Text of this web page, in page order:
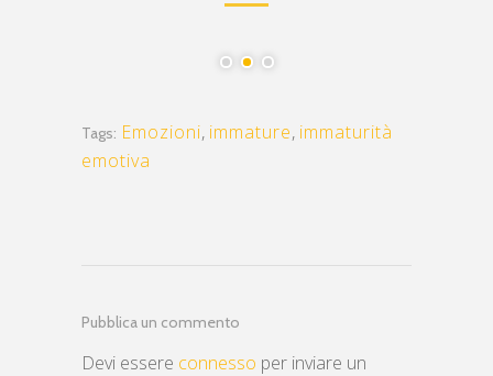
Tags: Emozioni, immature, immaturità
emotiva
Pubblica un commento
Devi essere connesso per inviare un